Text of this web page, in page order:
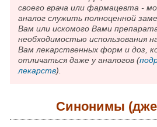
своего врача или фармацевта -
аналог служить полноценной
Вам или искомого Вами
необходимостью использования
Вам лекарственных форм и доз,
отличаться даже у аналогов (
лекарств).
Синонимы